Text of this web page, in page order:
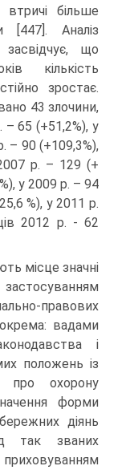
більше
[447]. Аналіз
що
кількість
зростає.
43 злочини,
– 65 (+51,2%), у
– 90 (+109,3%),
р. – 129 (+
у 2009 р. – 94
%), у 2011 р.
2012 р. - 62
місце значні
правових
вадами
і
положень із
про охорону
форми
діянь
так званих